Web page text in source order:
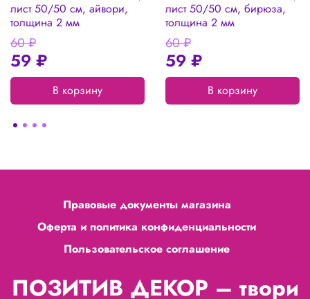
лист 50/50 см, айвори,
толщина 2 мм
60 ₽
59 ₽
В корзину
лист 50/50 см, бирюза,
толщина 2 мм
60 ₽
59 ₽
В корзину
Правовые документы магазина
Оферта и политика конфиденциальности
Пользовательское соглашение
ПОЗИТИВ ДЕКОР – твори